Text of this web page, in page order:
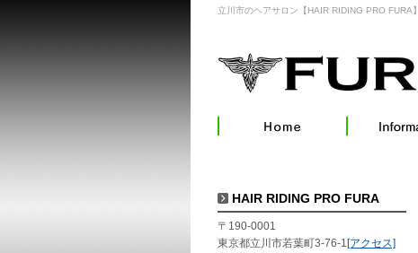
立川市のヘアサロン【HAIR RIDING PRO FURA】
HAIR RIDING PRO FURA
〒190-0001
東京都立川市若葉町3-76-1 [アクセス]